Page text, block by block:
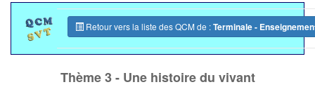
Retour vers la liste des QCM de :Terminale -
Thème 3 - Une histoire du vivant